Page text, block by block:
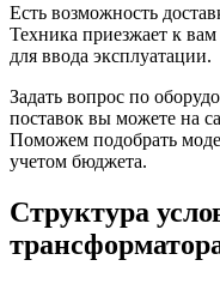
Есть возможность
Техника приезжает к
для ввода эксплуатации.
Задать вопрос по
поставок вы можете на
Поможем подобрать
учетом бюджета.
Структура